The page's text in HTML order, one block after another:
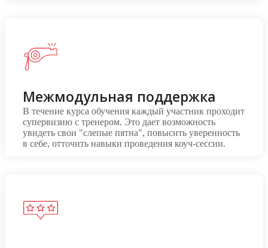
Межмодульная поддержка
В течение курса обучения каждый участник проходит
супервизию с тренером. Это дает возможность
увидеть свои "слепые пятна", повысить уверенность
в себе, отточить навыки проведения коуч-сессии.